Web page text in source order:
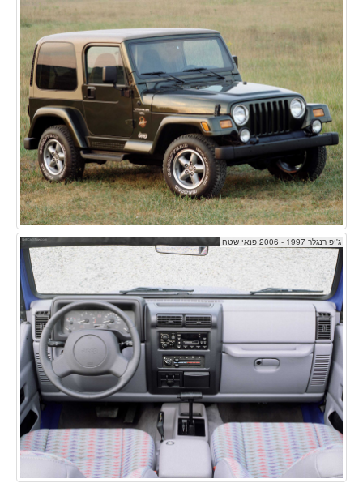
ג'יפ רנגלר 1997 - 2006 פנאי שטח